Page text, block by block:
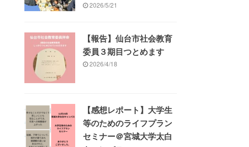
2026/5/21
【報告】仙台市社会教育
委員３期目つとめます
2026/4/18
【感想レポート】大学生
等のためのライフプラン
セミナー＠宮城大学太白